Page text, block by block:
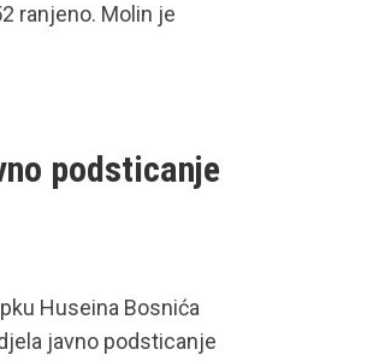
ranjeno. Molin je
podsticanje
Huseina Bosnića
javno podsticanje